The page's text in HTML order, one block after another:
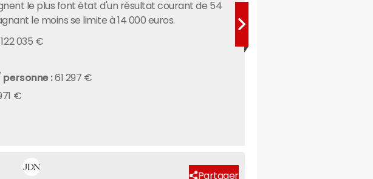
le plus font état d'un résultat courant de 54
le moins se limite à 14 000 euros.
122 035 €
personne :61 297 €
€
Partager